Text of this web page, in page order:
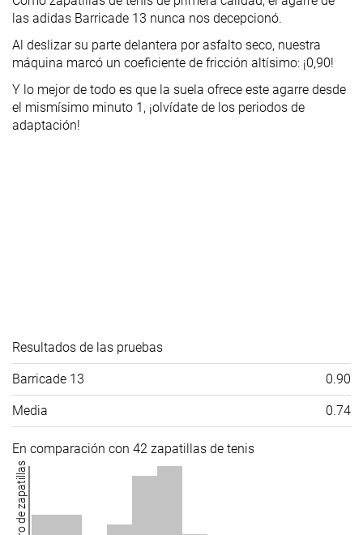
las adidas Barricade 13 nunca nos decepcionó.
Al deslizar su parte delantera por asfalto seco, nuestra
máquina marcó un coeficiente de fricción altísimo: ¡0,90!
Y lo mejor de todo es que la suela ofrece este agarre desde
el mismísimo minuto 1, ¡olvídate de los periodos de
adaptación!
Resultados de las pruebas
Barricade 13 0.90
Media 0.74
En comparación con 42 zapatillas de tenis
Número de zapatillas